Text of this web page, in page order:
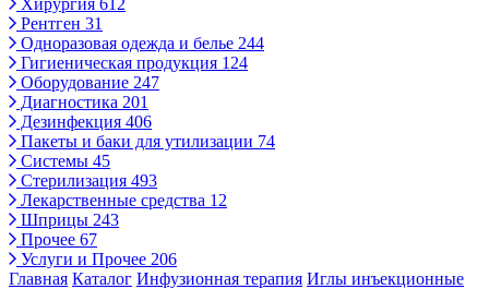
Хирургия 612
Рентген 31
Одноразовая одежда и белье 244
Гигиеническая продукция 124
Оборудование 247
Диагностика 201
Дезинфекция 406
Пакеты и баки для утилизации 74
Системы 45
Стерилизация 493
Лекарственные средства 12
Шприцы 243
Прочее 67
Услуги и Прочее 206
Главная Каталог Инфузионная терапия Иглы инъекционные